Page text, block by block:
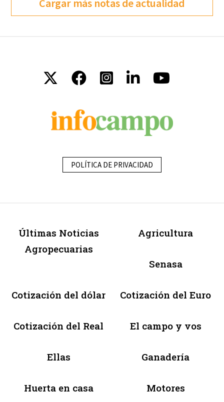
Cargar más notas de actualidad
POLÍTICA DE PRIVACIDAD
Últimas Noticias
Agropecuarias
Agricultura
Senasa
Cotización del dólar Cotización del Euro
Cotización del Real El campo y vos
Ellas Ganadería
Huerta en casa Motores